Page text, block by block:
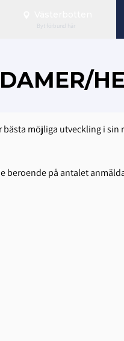
Byt förbund här
möjliga utveckling i
beroende på antalet